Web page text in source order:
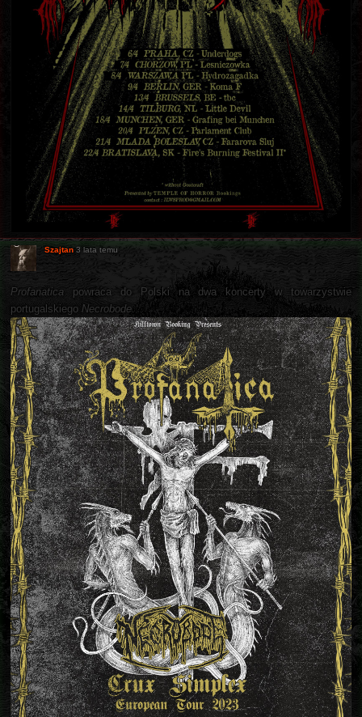
Szajtan 3 lata temu
Profanatica powraca do Polski na dwa koncerty w towarzystwie
portugalskiego Necrobode